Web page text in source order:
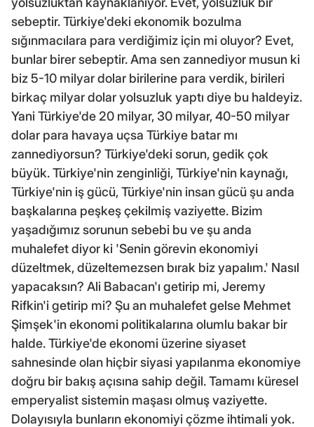
sebeptir. Türkiye'deki ekonomik bozulma
sığınmacılara para verdiğimiz için mi oluyor? Evet,
bunlar birer sebeptir. Ama sen zannediyor musun ki
biz 5-10 milyar dolar birilerine para verdik, birileri
birkaç milyar dolar yolsuzluk yaptı diye bu haldeyiz.
Yani Türkiye'de 20 milyar, 30 milyar, 40-50 milyar
dolar para havaya uçsa Türkiye batar mı
zannediyorsun? Türkiye'deki sorun, gedik çok
büyük. Türkiye'nin zenginliği, Türkiye'nin kaynağı,
Türkiye'nin iş gücü, Türkiye'nin insan gücü şu anda
başkalarına peşkeş çekilmiş vaziyette. Bizim
yaşadığımız sorunun sebebi bu ve şu anda
muhalefet diyor ki 'Senin görevin ekonomiyi
düzeltmek, düzeltemezsen bırak biz yapalım.' Nasıl
yapacaksın? Ali Babacan'ı getirip mi, Jeremy
Rifkin'i getirip mi? Şu an muhalefet gelse Mehmet
Şimşek'in ekonomi politikalarına olumlu bakar bir
halde. Türkiye'de ekonomi üzerine siyaset
sahnesinde olan hiçbir siyasi yapılanma ekonomiye
doğru bir bakış açısına sahip değil. Tamamı küresel
emperyalist sistemin maşası olmuş vaziyette.
Dolayısıyla bunların ekonomiyi çözme ihtimali yok.